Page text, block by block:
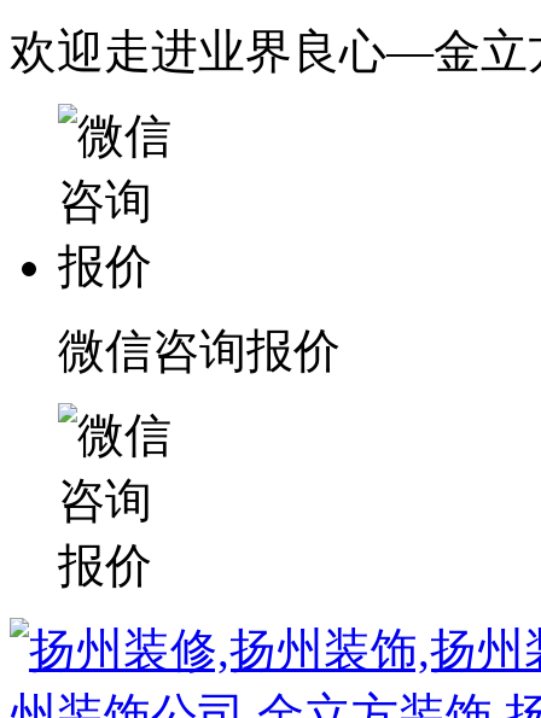
欢迎走进业界良心—金立
微信咨询报价